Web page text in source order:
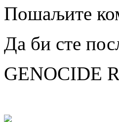
Пошаљите
Да би сте
GENOCIDE